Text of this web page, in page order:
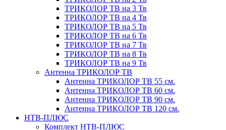
ТРИКОЛОР ТВ на 3 Тв
ТРИКОЛОР ТВ на 4 Тв
ТРИКОЛОР ТВ на 5 Тв
ТРИКОЛОР ТВ на 6 Тв
ТРИКОЛОР ТВ на 7 Тв
ТРИКОЛОР ТВ на 8 Тв
ТРИКОЛОР ТВ на 9 Тв
Антенна ТРИКОЛОР ТВ
Антенна ТРИКОЛОР ТВ 55 см.
Антенна ТРИКОЛОР ТВ 60 см.
Антенна ТРИКОЛОР ТВ 90 см.
Антенна ТРИКОЛОР ТВ 120 см.
НТВ-ПЛЮС
Комплект НТВ-ПЛЮС